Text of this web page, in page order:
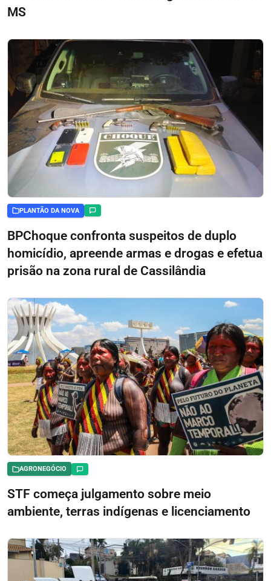
MS
PLANTÃO DA NOVA
BPChoque confronta suspeitos de duplo
homicídio, apreende armas e drogas e efetua
prisão na zona rural de Cassilândia
AGRONEGÓCIO
STF começa julgamento sobre meio
ambiente, terras indígenas e licenciamento